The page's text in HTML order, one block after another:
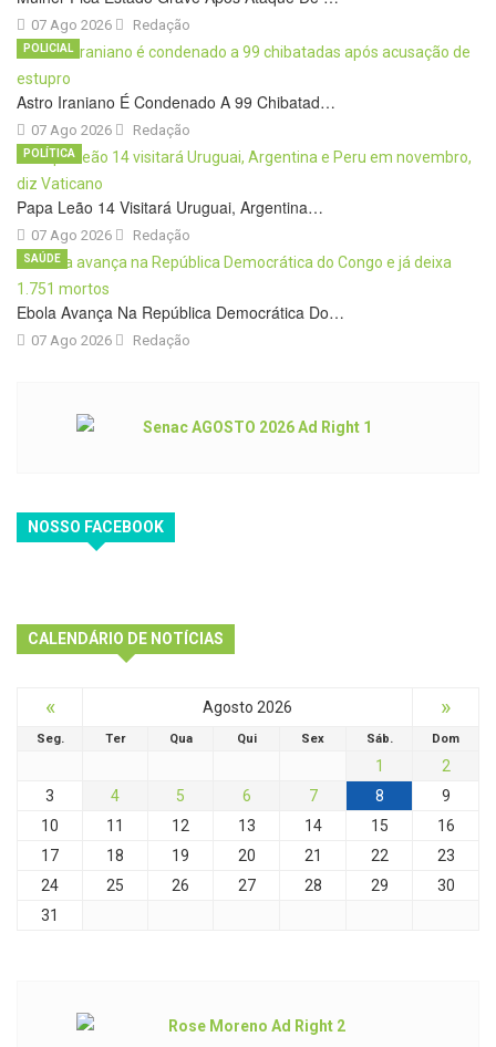
07 Ago 2026 Redação
Astro Iraniano É Condenado A 99 Chibatad…
07 Ago 2026
POLICIAL
Redação
Papa Leão 14 Visitará Uruguai, Argentina…
07 Ago 2026
POLÍTICA
Redação
Ebola Avança Na República Democrática Do…
07 Ago 2026
SAÚDE
Redação
NOSSO FACEBOOK
CALENDÁRIO DE NOTÍCIAS
« Agosto 2026 »
Seg. Ter Qua Qui Sex Sáb. Dom
1
2
3
4 5 6 7 8
9
10
11 12 13 14 15
16
17
18 19 20 21 22
23
24
25 26 27 28 29
30
31